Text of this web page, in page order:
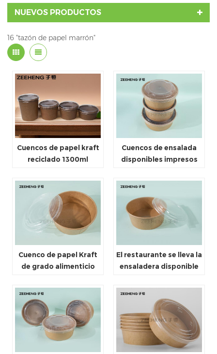
NUEVOS PRODUCTOS
16 "tazón de papel marrón"
Cuencos de papel kraft
reciclado 1300ml
Cuencos de ensalada
disponibles impresos
categoría alimenticia
las tapas claras
Cuenco de papel Kraft
de grado alimenticio
de PE PP de varios
tamaños
El restaurante se lleva la
ensaladera disponible
Brown Kraft de Eco con
la tapa